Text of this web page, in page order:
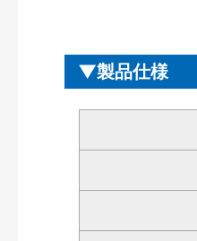
製品仕様